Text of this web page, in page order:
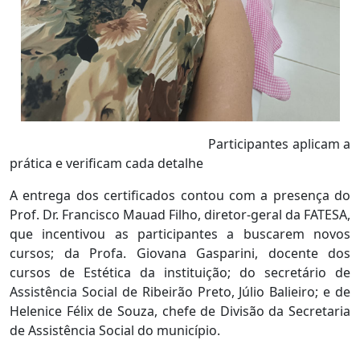
Participantes aplicam a
prática e verificam cada detalhe
A entrega dos certificados contou com a presença do
Prof. Dr. Francisco Mauad Filho, diretor-geral da FATESA,
que incentivou as participantes a buscarem novos
cursos; da Profa. Giovana Gasparini, docente dos
cursos de Estética da instituição; do secretário de
Assistência Social de Ribeirão Preto, Júlio Balieiro; e de
Helenice Félix de Souza, chefe de Divisão da Secretaria
de Assistência Social do município.